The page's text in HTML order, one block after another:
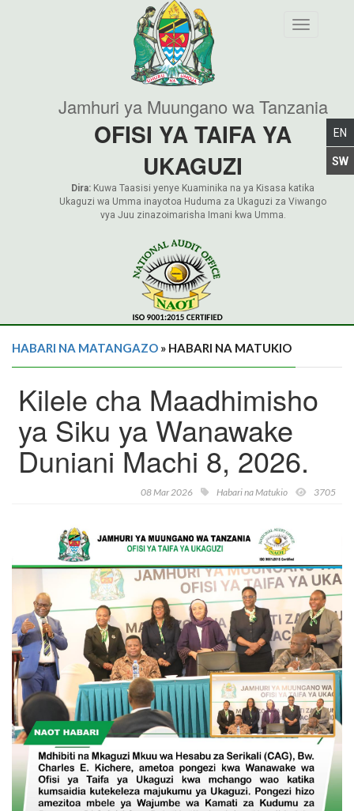
Toggle
Jamhuri ya Muungano wa Tanzania
OFISI YA TAIFA YA
UKAGUZI
Dira: Kuwa Taasisi yenye Kuaminika na ya Kisasa katika
Ukaguzi wa Umma inayotoa Huduma za Ukaguzi za Viwango
vya Juu zinazoimarisha Imani kwa Umma.
HABARI NA MATANGAZO » HABARI NA MATUKIO
Kilele cha Maadhimisho
ya Siku ya Wanawake
Duniani Machi 8, 2026.
08 Mar 2026 Habari na Matukio 3705